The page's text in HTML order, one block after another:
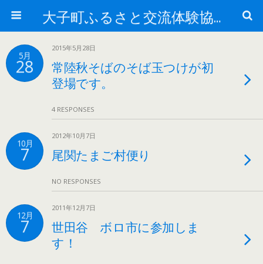
大子町ふるさと交流体験協議会
5月
28
2015年5月28日
常陸秋そばのそば玉つけが初
登場です。
4 RESPONSES
10月
7
2012年10月7日
尾関たまご村便り
NO RESPONSES
12月
7
2011年12月7日
世田谷 ボロ市に参加しま
す！